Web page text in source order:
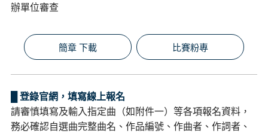
辦單位審查
簡章 下載 比賽粉專
█ 登錄官網，填寫線上報名
請審慎填寫及輸入指定曲（如附件一）等各項報名資料，
務必確認自選曲完整曲名、作品編號、作曲者、作詞者、